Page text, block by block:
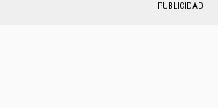
PUBLICIDAD